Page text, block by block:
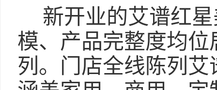
新开业的艾谱红
模、产品完整度均
列。门店全线陈列